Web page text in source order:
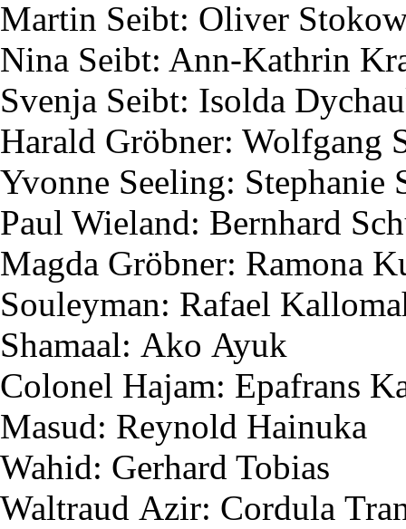
Martin Seibt: Oliver
Nina Seibt: Ann-Kathrin
Svenja Seibt: Isolda
Harald Gröbner: Wolfgang
Yvonne Seeling: Stephanie
Paul Wieland: Bernhard
Magda Gröbner: Ramona
Souleyman: Rafael
Shamaal: Ako Ayuk
Colonel Hajam: Epafrans
Masud: Reynold Hainuka
Wahid: Gerhard Tobias
Waltraud Azir: Cordula